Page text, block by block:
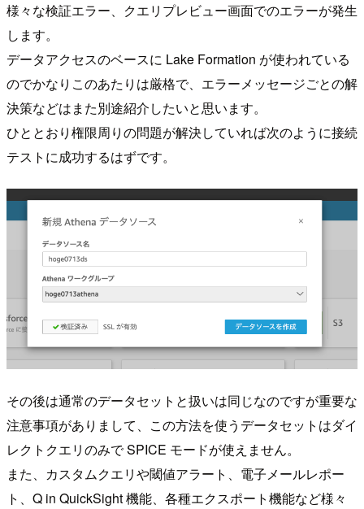
様々な検証エラー、クエリプレビュー画面でのエラーが発生
します。
データアクセスのベースに Lake Formation が使われている
のでかなりこのあたりは厳格で、エラーメッセージごとの解
決策などはまた別途紹介したいと思います。
ひととおり権限周りの問題が解決していれば次のように接続
テストに成功するはずです。
その後は通常のデータセットと扱いは同じなのですが重要な
注意事項がありまして、この方法を使うデータセットはダイ
レクトクエリのみで SPICE モードが使えません。
また、カスタムクエリや閾値アラート、電子メールレポー
ト、Q in QuickSight 機能、各種エクスポート機能など様々